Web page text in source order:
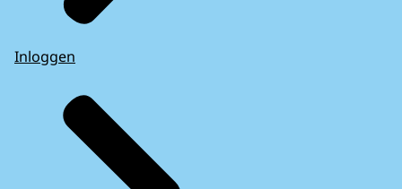
Inloggen